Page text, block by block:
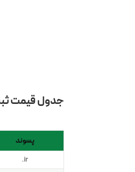
جدول قیمت
پسوند
.ir